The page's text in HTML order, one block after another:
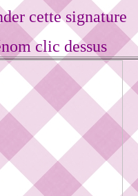
cette signature
clic dessus